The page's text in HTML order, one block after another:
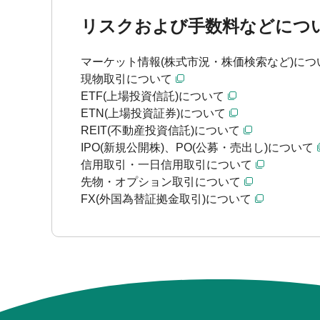
リスクおよび手数料などにつ
マーケット情報(株式市況・株価検索など)につ
現物取引について
ETF(上場投資信託)について
ETN(上場投資証券)について
REIT(不動産投資信託)について
IPO(新規公開株)、PO(公募・売出し)について
信用取引・一日信用取引について
先物・オプション取引について
FX(外国為替証拠金取引)について